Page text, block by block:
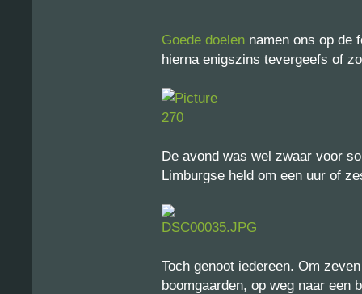
Goede doelen namen ons op de
hierna enigszins tevergeefs of
De avond was wel zwaar voor
Limburgse held om een uur of
Toch genoot iedereen. Om
boomgaarden, op weg naar een